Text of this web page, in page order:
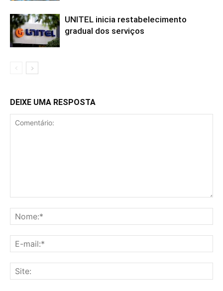
UNITEL inicia restabelecimento
gradual dos serviços
DEIXE UMA RESPOSTA